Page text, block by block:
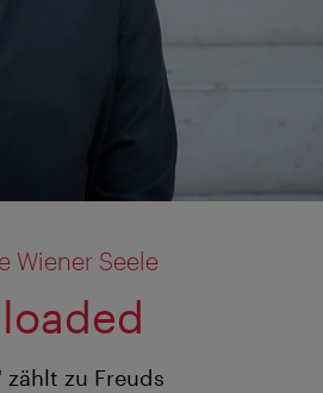
Wiener Seele
zählt zu Freuds